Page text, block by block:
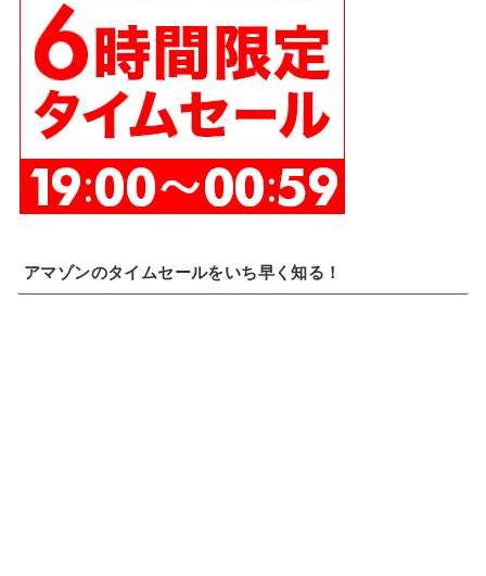
アマゾンのタイムセールをいち早く知る！